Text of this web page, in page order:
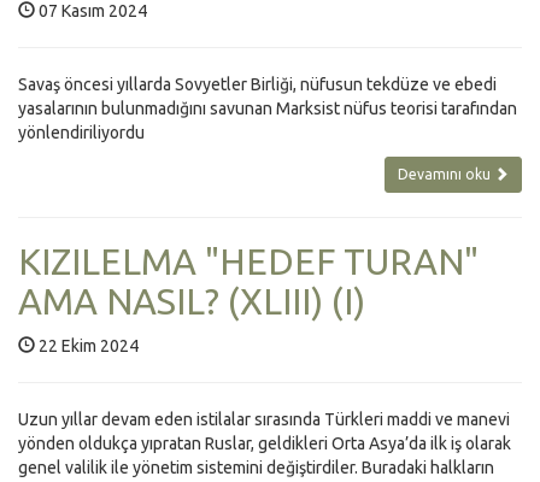
07 Kasım 2024
Savaş öncesi yıllarda Sovyetler Birliği, nüfusun tekdüze ve ebedi
yasalarının bulunmadığını savunan Marksist nüfus teorisi tarafından
yönlendiriliyordu
Devamını oku
KIZILELMA "HEDEF TURAN"
AMA NASIL? (XLIII) (I)
22 Ekim 2024
Uzun yıllar devam eden istilalar sırasında Türkleri maddi ve manevi
yönden oldukça yıpratan Ruslar, geldikleri Orta Asya’da ilk iş olarak
genel valilik ile yönetim sistemini değiştirdiler. Buradaki halkların